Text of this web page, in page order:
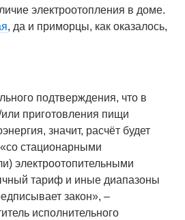
электроотопления в доме.
, да и приморцы, как оказалось,
подтверждения, что в
приготовления пищи
значит, расчёт будет
стационарными
электроотопительными
тариф и иные диапазоны
закон», –
исполнительного